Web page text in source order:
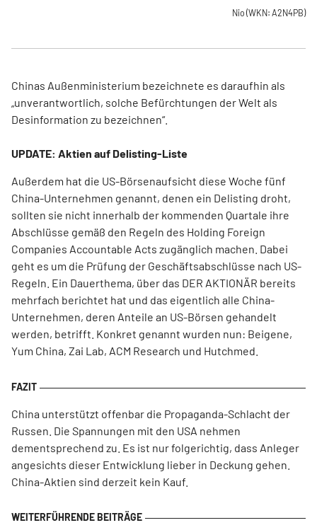
Nio (WKN: A2N4PB)
Chinas Außenministerium bezeichnete es daraufhin als
„unverantwortlich, solche Befürchtungen der Welt als
Desinformation zu bezeichnen“.
UPDATE: Aktien auf Delisting-Liste
Außerdem hat die US-Börsenaufsicht diese Woche fünf
China-Unternehmen genannt, denen ein Delisting droht,
sollten sie nicht innerhalb der kommenden Quartale ihre
Abschlüsse gemäß den Regeln des Holding Foreign
Companies Accountable Acts zugänglich machen. Dabei
geht es um die Prüfung der Geschäftsabschlüsse nach US-
Regeln. Ein Dauerthema, über das DER AKTIONÄR bereits
mehrfach berichtet hat und das eigentlich alle China-
Unternehmen, deren Anteile an US-Börsen gehandelt
werden, betrifft. Konkret genannt wurden nun: Beigene,
Yum China, Zai Lab, ACM Research und Hutchmed.
China unterstützt offenbar die Propaganda-Schlacht der
Russen. Die Spannungen mit den USA nehmen
dementsprechend zu. Es ist nur folgerichtig, dass Anleger
angesichts dieser Entwicklung lieber in Deckung gehen.
China-Aktien sind derzeit kein Kauf.